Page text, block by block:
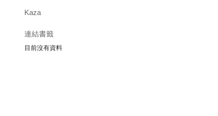
Kaza
連結書籤
目前沒有資料